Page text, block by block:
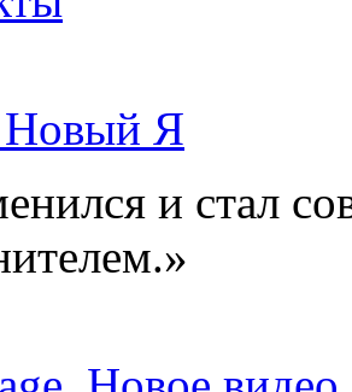
Новый Я
и стал